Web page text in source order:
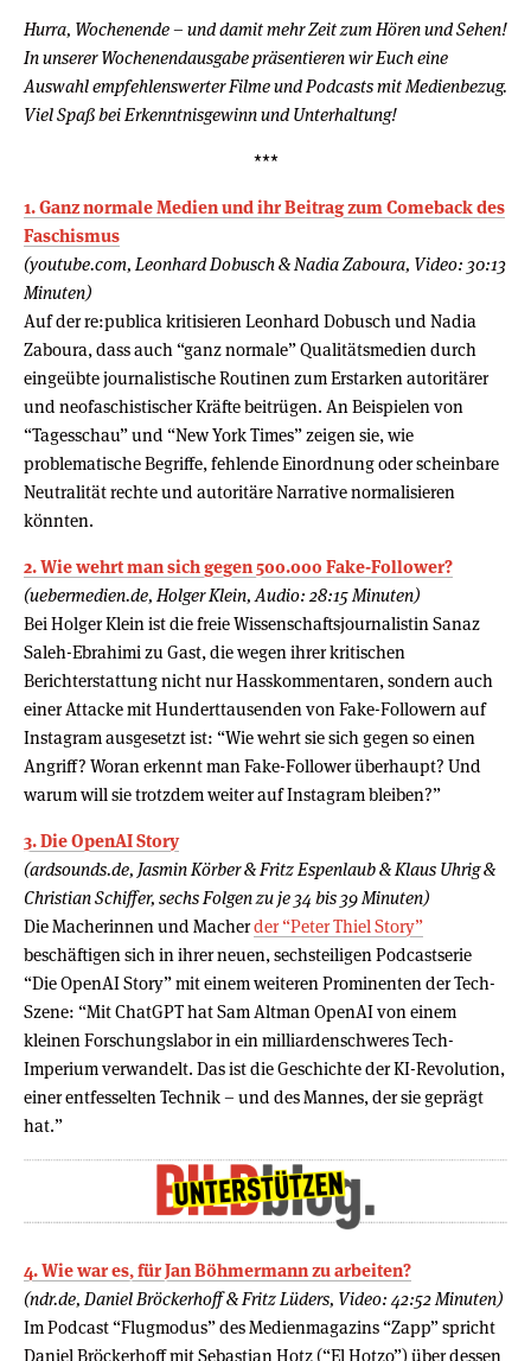
Hurra, Wochenende – und damit mehr Zeit zum Hören und Sehen!
In unserer Wochenendausgabe präsentieren wir Euch eine
Auswahl empfehlenswerter Filme und Podcasts mit Medienbezug.
Viel Spaß bei Erkenntnisgewinn und Unterhaltung!
***
1. Ganz normale Medien und ihr Beitrag zum Comeback des
Faschismus
(youtube.com, Leonhard Dobusch & Nadia Zaboura, Video: 30:13
Minuten)
Auf der re:publica kritisieren Leonhard Dobusch und Nadia
Zaboura, dass auch “ganz normale” Qualitätsmedien durch
eingeübte journalistische Routinen zum Erstarken autoritärer
und neofaschistischer Kräfte beitrügen. An Beispielen von
“Tagesschau” und “New York Times” zeigen sie, wie
problematische Begriffe, fehlende Einordnung oder scheinbare
Neutralität rechte und autoritäre Narrative normalisieren
könnten.
2. Wie wehrt man sich gegen 500.000 Fake-Follower?
(uebermedien.de, Holger Klein, Audio: 28:15 Minuten)
Bei Holger Klein ist die freie Wissenschaftsjournalistin Sanaz
Saleh-Ebrahimi zu Gast, die wegen ihrer kritischen
Berichterstattung nicht nur Hasskommentaren, sondern auch
einer Attacke mit Hunderttausenden von Fake-Followern auf
Instagram ausgesetzt ist: “Wie wehrt sie sich gegen so einen
Angriff? Woran erkennt man Fake-Follower überhaupt? Und
warum will sie trotzdem weiter auf Instagram bleiben?”
3. Die OpenAI Story
(ardsounds.de, Jasmin Körber & Fritz Espenlaub & Klaus Uhrig &
Christian Schiffer, sechs Folgen zu je 34 bis 39 Minuten)
Die Macherinnen und Macherder “Peter Thiel Story”
beschäftigen sich in ihrer neuen, sechsteiligen Podcastserie
“Die OpenAI Story” mit einem weiteren Prominenten der Tech-
Szene: “Mit ChatGPT hat Sam Altman OpenAI von einem
kleinen Forschungslabor in ein milliardenschweres Tech-
Imperium verwandelt. Das ist die Geschichte der KI-Revolution,
einer entfesselten Technik – und des Mannes, der sie geprägt
hat.”
4. Wie war es, für Jan Böhmermann zu arbeiten?
(ndr.de, Daniel Bröckerhoff & Fritz Lüders, Video: 42:52 Minuten)
Im Podcast “Flugmodus” des Medienmagazins “Zapp” spricht
Daniel Bröckerhoff mit Sebastian Hotz (“El Hotzo”) über dessen